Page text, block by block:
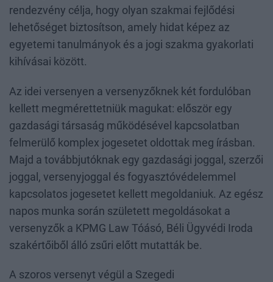
rendezvény célja, hogy olyan szakmai fejlődési
lehetőséget biztosítson, amely hidat képez az
egyetemi tanulmányok és a jogi szakma gyakorlati
kihívásai között.
Az idei versenyen a versenyzőknek két fordulóban
kellett megmérettetniük magukat: először egy
gazdasági társaság működésével kapcsolatban
felmerülő komplex jogesetet oldottak meg írásban.
Majd a továbbjutóknak egy gazdasági joggal, szerzői
joggal, versenyjoggal és fogyasztóvédelemmel
kapcsolatos jogesetet kellett megoldaniuk. Az egész
napos munka során született megoldásokat a
versenyzők a KPMG Law Tóásó, Béli Ügyvédi Iroda
szakértőiből álló zsűri előtt mutatták be.
A szoros versenyt végül a Szegedi